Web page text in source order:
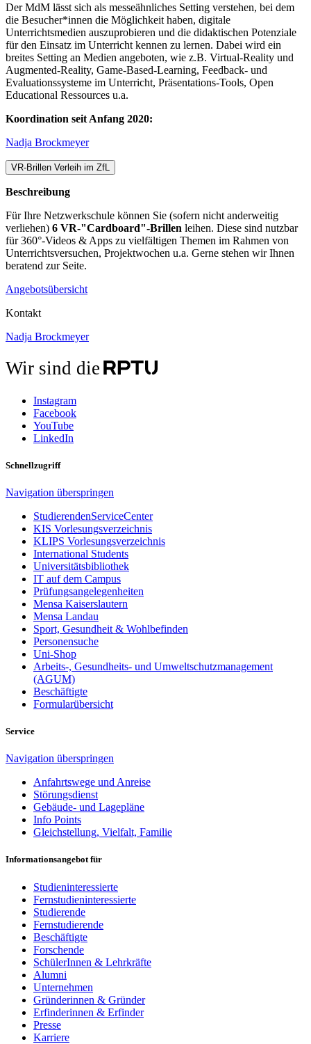
Der MdM lässt sich als messeähnliches Setting verstehen, bei dem
die Besucher*innen die Möglichkeit haben, digitale
Unterrichtsmedien auszuprobieren und die didaktischen Potenziale
für den Einsatz im Unterricht kennen zu lernen. Dabei wird ein
breites Setting an Medien angeboten, wie z.B. Virtual-Reality und
Augmented-Reality, Game-Based-Learning, Feedback- und
Evaluationssysteme im Unterricht, Präsentations-Tools, Open
Educational Ressources u.a.
Koordination seit Anfang 2020:
Nadja Brockmeyer
VR-Brillen Verleih im ZfL
Beschreibung
Für Ihre Netzwerkschule können Sie (sofern nicht anderweitig
verliehen) 6 VR-"Cardboard"-Brillen leihen. Diese sind nutzbar
für 360°-Videos & Apps zu vielfältigen Themen im Rahmen von
Unterrichtsversuchen, Projektwochen u.a. Gerne stehen wir Ihnen
beratend zur Seite.
Angebotsübersicht
Kontakt
Nadja Brockmeyer
Wir sind die
Instagram
Facebook
YouTube
LinkedIn
Schnellzugriff
Navigation überspringen
StudierendenServiceCenter
KIS Vorlesungsverzeichnis
KLIPS Vorlesungsverzeichnis
International Students
Universitätsbibliothek
IT auf dem Campus
Prüfungsangelegenheiten
Mensa Kaiserslautern
Mensa Landau
Sport, Gesundheit & Wohlbefinden
Personensuche
Uni-Shop
Arbeits-, Gesundheits- und Umweltschutzmanagement
(AGUM)
Beschäftigte
Formularübersicht
Service
Navigation überspringen
Anfahrtswege und Anreise
Störungsdienst
Gebäude- und Lagepläne
Info Points
Gleichstellung, Vielfalt, Familie
Informationsangebot für
Studieninteressierte
Fernstudieninteressierte
Studierende
Fernstudierende
Beschäftigte
Forschende
SchülerInnen & Lehrkräfte
Alumni
Unternehmen
Gründerinnen & Gründer
Erfinderinnen & Erfinder
Presse
Karriere